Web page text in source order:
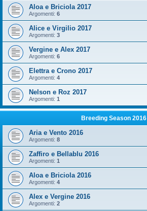
Aloa e Briciola 2017
Argomenti: 6
Alice e Virgilio 2017
Argomenti: 3
Vergine e Alex 2017
Argomenti: 6
Elettra e Crono 2017
Argomenti: 4
Nelson e Roz 2017
Argomenti: 1
Breeding Season 2016
Aria e Vento 2016
Argomenti: 8
Zaffiro e Bellablu 2016
Argomenti: 1
Aloa e Briciola 2016
Argomenti: 4
Alex e Vergine 2016
Argomenti: 2